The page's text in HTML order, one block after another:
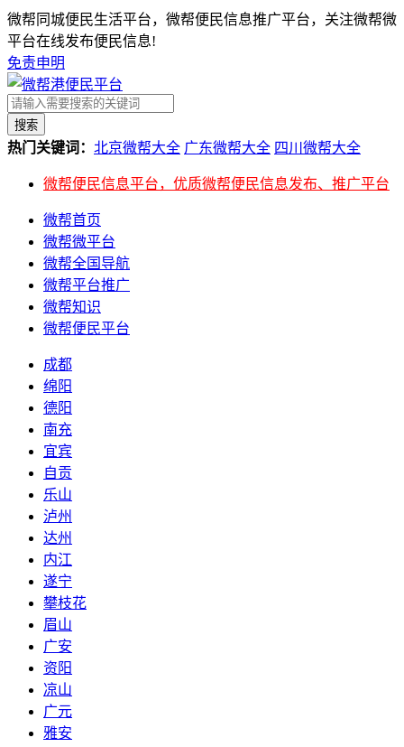
微帮同城便民生活平台，微帮便民信息推广平台，关注微帮微
平台在线发布便民信息!
免责申明
搜索
热门关键词： 北京微帮大全 广东微帮大全 四川微帮大全
微帮便民信息平台，优质微帮便民信息发布、推广平台
微帮首页
微帮微平台
微帮全国导航
微帮平台推广
微帮知识
微帮便民平台
成都
绵阳
德阳
南充
宜宾
自贡
乐山
泸州
达州
内江
遂宁
攀枝花
眉山
广安
资阳
凉山
广元
雅安